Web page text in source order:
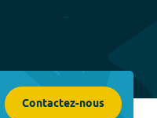
Contactez-nous